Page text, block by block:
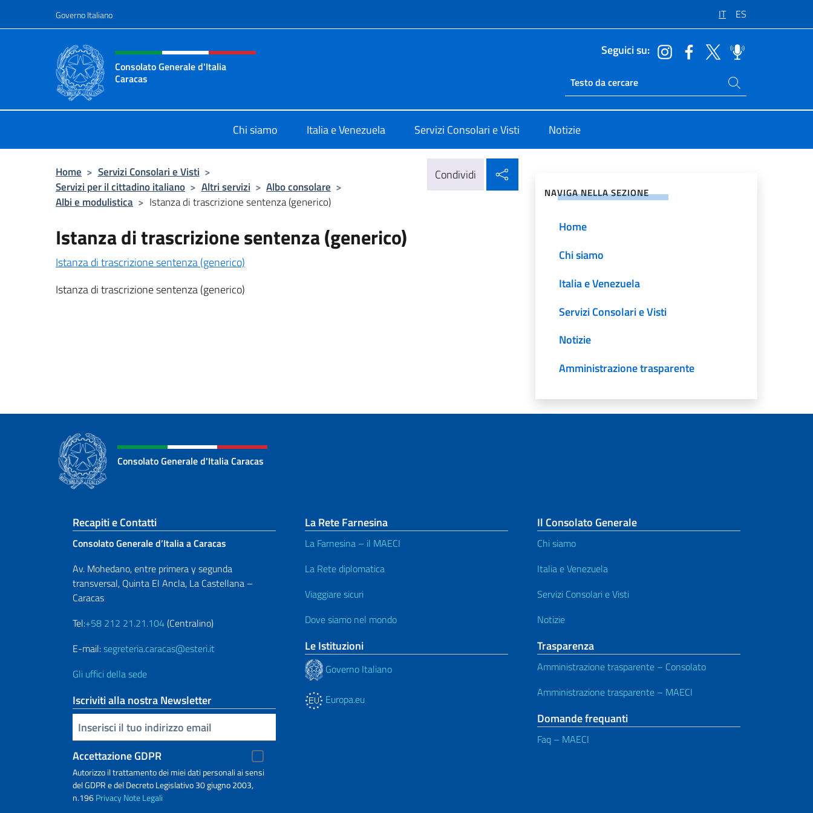
Governo Italiano IT ES
Intestazione sito, social e menù
Consolato Generale d'Italia
Caracas
Seguici su:
Ricerca sito live
Cerca nel sito
Chi siamo Italia e Venezuela Servizi Consolari e Visti Notizie
Home > Servizi Consolari e Visti >
Servizi per il cittadino italiano > Altri servizi > Albo consolare >
Albi e modulistica > Istanza di trascrizione sentenza (generico)
Condividi
Istanza di trascrizione sentenza (generico)
Istanza di trascrizione sentenza (generico)
Istanza di trascrizione sentenza (generico)
NAVIGA NELLA SEZIONE
Home
Chi siamo
Italia e Venezuela
Servizi Consolari e Visti
Notizie
Amministrazione trasparente
Consolato Generale d'Italia Caracas
Sezione footer
Recapiti e Contatti
Consolato Generale d’Italia a Caracas
Av. Mohedano, entre primera y segunda
transversal, Quinta El Ancla, La Castellana –
Caracas
Tel:+58 212 21.21.104(Centralino)
E-mail:segreteria.caracas@esteri.it
Gli uffici della sede
Iscriviti alla nostra Newsletter
Inserisci la tua email
Accettazione GDPR
Autorizzo il trattamento dei miei dati personali ai sensi
del GDPR e del Decreto Legislativo 30 giugno 2003,
n.196PrivacyNote Legali
La Rete Farnesina
La Farnesina – il MAECI
La Rete diplomatica
Viaggiare sicuri
Dove siamo nel mondo
Le Istituzioni
Governo Italiano
Europa.eu
Il Consolato Generale
Chi siamo
Italia e Venezuela
Servizi Consolari e Visti
Notizie
Trasparenza
Amministrazione trasparente – Consolato
Amministrazione trasparente – MAECI
Domande frequanti
Faq – MAECI